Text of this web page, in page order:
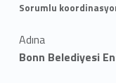
Sorumlu
Adına
Bonn Belediyesi